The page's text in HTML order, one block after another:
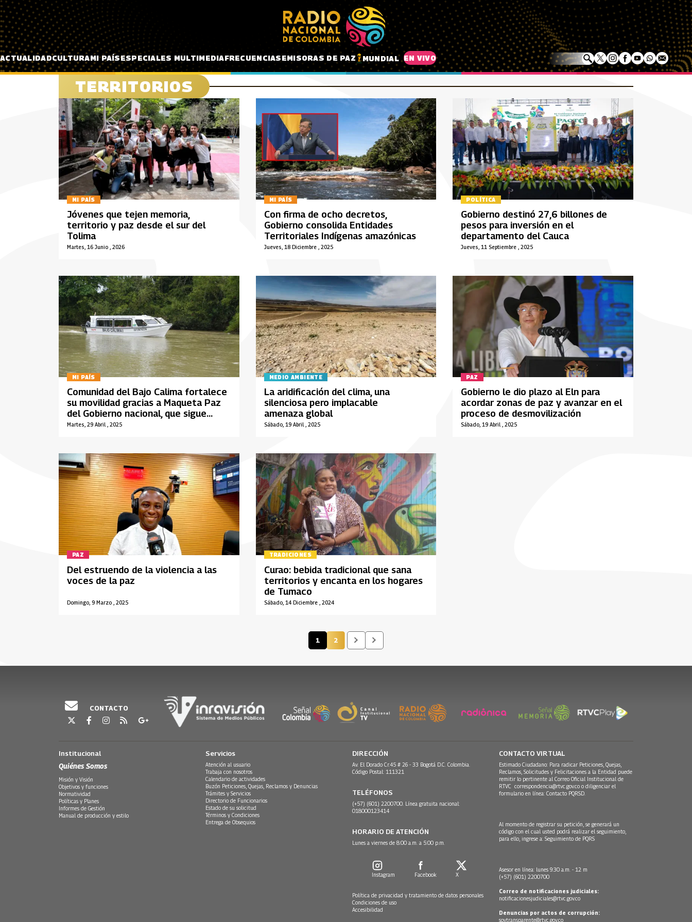
Pasar al contenido principal
ACTUALIDADCULTURAMI PAÍSESPECIALES MULTIMEDIAFRECUENCIASEMISORAS DE PAZ MUNDIAL EN VIVO
TERRITORIOS
MI PAÍS
Martes, 16 Junio , 2026
Jóvenes que tejen memoria,
territorio y paz desde el sur del
Tolima
MI PAÍS
Jueves, 18 Diciembre , 2025
Con firma de ocho decretos,
Gobierno consolida Entidades
Territoriales Indígenas amazónicas
POLÍTICA
Jueves, 11 Septiembre , 2025
Gobierno destinó 27,6 billones de
pesos para inversión en el
departamento del Cauca
MI PAÍS
Martes, 29 Abril , 2025
Comunidad del Bajo Calima fortalece
su movilidad gracias a Maqueta Paz
del Gobierno nacional, que sigue
beneficiando a territorios PDET
MEDIO AMBIENTE
Sábado, 19 Abril , 2025
La aridificación del clima, una
silenciosa pero implacable
amenaza global
PAZ
Sábado, 19 Abril , 2025
Gobierno le dio plazo al Eln para
acordar zonas de paz y avanzar en el
proceso de desmovilización
PAZ
Domingo, 9 Marzo , 2025
Del estruendo de la violencia a las
voces de la paz
TRADICIONES
Sábado, 14 Diciembre , 2024
Curao: bebida tradicional que sana
territorios y encanta en los hogares
de Tumaco
Página actual
1 Página
2
CONTACTO
Institucional
Quiénes Somos
Misión y Visión
Objetivos y funciones
Normatividad
Políticas y Planes
Informes de Gestión
Manual de producción y estilo
Servicios
Atención al usuario
Trabaja con nosotros
Calendario de actividades
Buzón Peticiones, Quejas, Reclamos y Denuncias
Trámites y Servicios
Directorio de Funcionarios
Estado de su solicitud
Términos y Condiciones
Entrega de Obsequios
DIRECCIÓN
Av. El Dorado Cr.45 # 26 - 33 Bogotá D.C. Colombia.
Código Postal: 111321
TELÉFONOS
(+57) (601) 2200700. Línea gratuita nacional:
018000123414
HORARIO DE ATENCIÓN
Lunes a viernes de 8:00 a.m. a 5:00 p.m.
Instagram Facebook X
Política de privacidad y tratamiento de datos personales
Condiciones de uso
Accesibilidad
CONTACTO VIRTUAL
Estimado Ciudadano: Para radicar Peticiones, Quejas,
Reclamos, Solicitudes y Felicitaciones a la Entidad puede
remitir lo pertinente al Correo Oficial Institucional de
RTVC correspondencia@rtvc.gov.co o diligenciar el
formulario en línea: Contacto PQRSD.
Al momento de registrar su petición, se generará un
código con el cual usted podrá realizar el seguimiento,
para ello, ingrese a: Seguimiento de PQRS
Asesor en línea: lunes 9:30 a.m. - 12 m
(+57) (601) 2200700
Correo de notificaciones judiciales:
notificacionesjudiciales@rtvc.gov.co
Denuncias por actos de corrupción:
soytransparente@rtvc.gov.co